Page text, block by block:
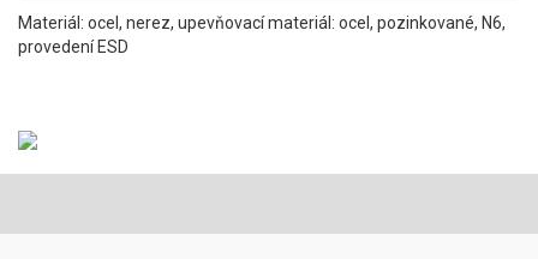
Materiál: ocel, nerez, upevňovací materiál: ocel, pozinkované, N6,
provedení ESD